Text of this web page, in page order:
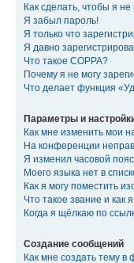
Как сделать, чтобы я
Я забыл пароль!
Я только что
Я давно
Что такое COPPA?
Почему я не могу
Что делает функция
Параметры и
Как мне изменить мои
На конференции
Я изменил часовой
Моего языка нет в
Как я могу поместить
Что такое звание и как
Когда я щёлкаю по
Создание сообщений
Как мне создать тему в